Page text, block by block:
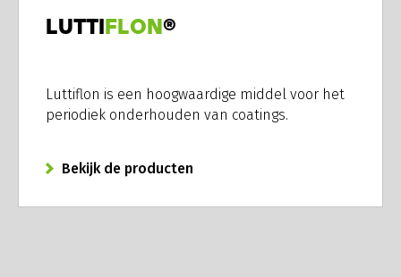
LUTTI FLON ®
Luttiflon is een hoogwaardige middel voor het
periodiek onderhouden van coatings.
Bekijk de producten